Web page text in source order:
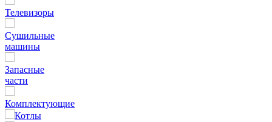
Телевизоры
Сушильные
машины
Запасные
части
Комплектующие
Котлы